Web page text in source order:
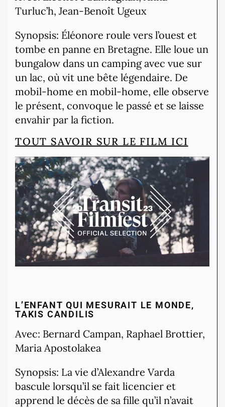
Turluc’h, Jean-Benoît Ugeux
Synopsis: Éléonore roule vers l’ouest et
tombe en panne en Bretagne. Elle loue un
bungalow dans un camping avec vue sur
un lac, où vit une bête légendaire. De
mobil-home en mobil-home, elle observe
le présent, convoque le passé et se laisse
envahir par la fiction.
TOUT SAVOIR SUR LE FILM ICI
L’ENFANT QUI MESURAIT LE MONDE,
TAKIS CANDILIS
Avec: Bernard Campan, Raphael Brottier,
Maria Apostolakea
Synopsis: La vie d’Alexandre Varda
bascule lorsqu’il se fait licencier et
apprend le décès de sa fille qu’il n’avait